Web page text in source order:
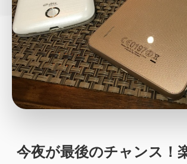
セール情報 スマートホーム アクションカ
回線 iPhone iPad Mac
ガイド ニュース オーディオ 周辺機
今夜が最後のチャンス！